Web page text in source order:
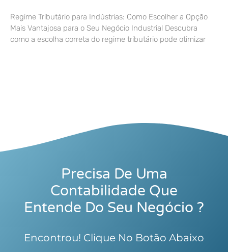
Regime Tributário para Indústrias: Como Escolher a Opção
Mais Vantajosa para o Seu Negócio Industrial Descubra
como a escolha correta do regime tributário pode otimizar
Precisa De Uma
Contabilidade Que
Entende Do Seu Negócio ?
Encontrou! Clique No Botão Abaixo